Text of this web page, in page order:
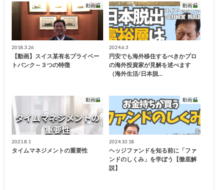
動画
2018.3.26
【動画】スイス某有名プライベー
トバンク～３つの特徴
動画
2024.6.3
円安でも海外移住するべきかプロ
の海外投資家が見解を述べます
（海外生活/日本脱…
動画
2021.8.1
タイムマネジメントの重要性
動画
2024.10.18
ヘッジファンドを知る前に「ファ
ンドのしくみ」を学ぼう【徹底解
説】